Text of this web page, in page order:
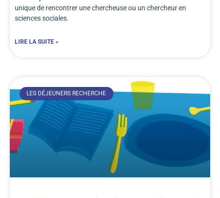
unique de rencontrer une chercheuse ou un chercheur en
sciences sociales.
LIRE LA SUITE »
LES DÉJEUNERS RECHERCHE